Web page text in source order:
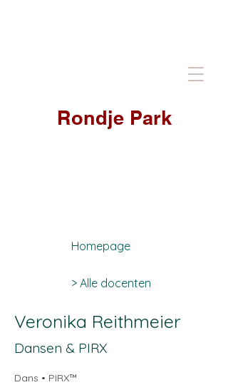
Rondje Park
Homepage
> Alle docenten
Veronika Reithmeier
Dansen & PIRX
Dans • PIRX™